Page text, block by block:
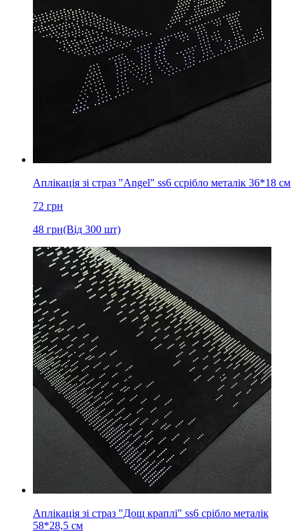
Аплікація зі страз "Angel" ss6 cсрібло металік 36*18 см
72 грн
48 грн(Від 300 шт)
Аплікація зі страз "Дощ краплі" ss6 срібло металік
58*28,5 см